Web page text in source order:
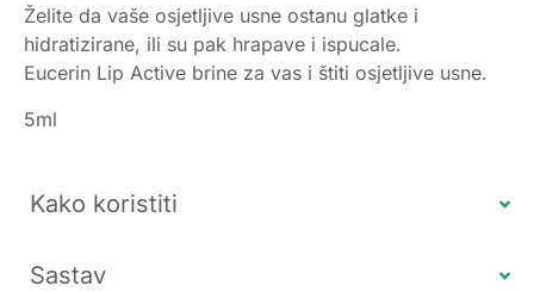
Želite da vaše osjetljive usne ostanu glatke i
hidratizirane, ili su pak hrapave i ispucale.
Eucerin Lip Active brine za vas i štiti osjetljive usne.
5ml
Kako koristiti
Sastav